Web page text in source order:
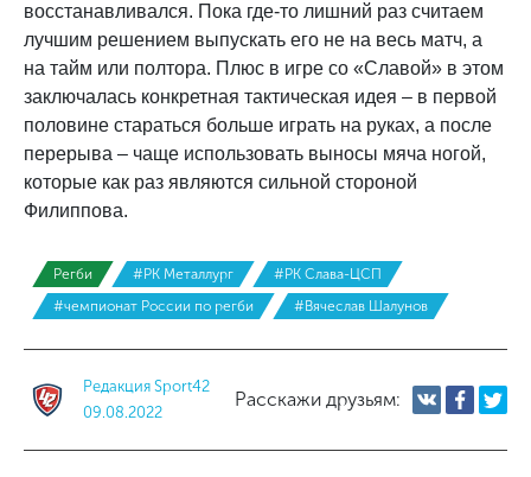
восстанавливался. Пока где-то лишний раз считаем
лучшим решением выпускать его не на весь матч, а
на тайм или полтора. Плюс в игре со «Славой» в этом
заключалась конкретная тактическая идея – в первой
половине стараться больше играть на руках, а после
перерыва – чаще использовать выносы мяча ногой,
которые как раз являются сильной стороной
Филиппова.
Регби #РК Металлург
#РК Слава-ЦСП
#чемпионат России по регби
#Вячеслав Шалунов
Редакция Sport42
09.08.2022
Расскажи друзьям: